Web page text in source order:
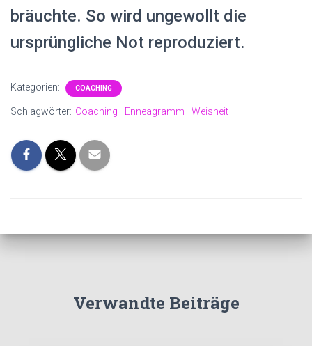
bräuchte. So wird ungewollt die
ursprüngliche Not reproduziert.
Kategorien: COACHING
Schlagwörter: Coaching Enneagramm Weisheit
Verwandte Beiträge